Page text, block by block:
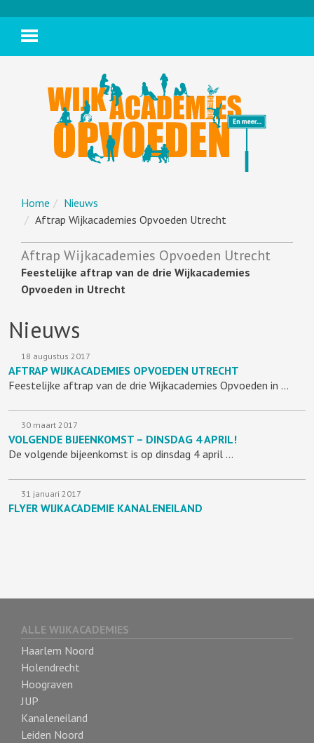
Home
Nieuws
Aftrap Wijkacademies Opvoeden Utrecht
Aftrap Wijkacademies Opvoeden Utrecht
Feestelijke aftrap van de drie Wijkacademies
Opvoeden in Utrecht
Nieuws
18 augustus 2017
AFTRAP WIJKACADEMIES OPVOEDEN UTRECHT
Feestelijke aftrap van de drie Wijkacademies Opvoeden in …
30 maart 2017
VOLGENDE BIJEENKOMST – DINSDAG 4 APRIL!
De volgende bijeenkomst is op dinsdag 4 april …
31 januari 2017
FLYER WIJKACADEMIE KANALENEILAND
ALLE WIJKACADEMIES
Haarlem Noord
Holendrecht
Hoograven
JUP
Kanaleneiland
Leiden Noord